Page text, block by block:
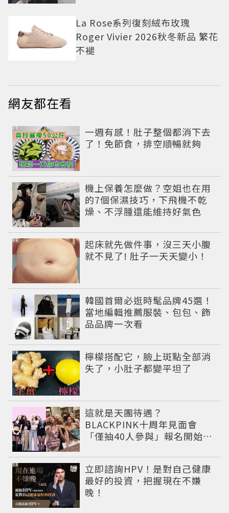
La Rose系列復刻絨布玫瑰
Roger Vivier 2026秋冬新品 繁花
不褪
網友都在看
一週有感！肚子整個都消下去
了！免節食，排空順暢就夠
PR
機上保養怎麼做？空姐也在用
的7個保濕技巧，下飛機不乾
燥、不浮腫還能維持好氣色
起床就先做件事，沒三天小腹
就不見了! 肚子一天天變小！
PR
韓國首爾必逛時髦品牌45選！
當地編輯推薦服裝、包包、飾
品品牌一次看
檸檬搭配它，臉上斑點全部消
失了，小肚子都變平坦了
PR
這就是天團待遇？
BLACKPINK十周年見面會
「僅抽40人參與」報名開始到
立即諮詢HPV！是對自己健康
最好的投資，把握現在不嫌
晚！
PR